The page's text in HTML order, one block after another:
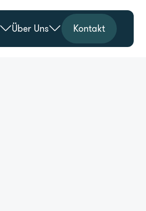
Über Uns Kontakt